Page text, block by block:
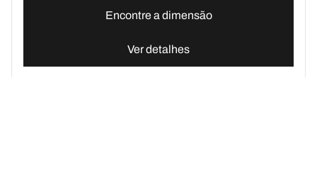
Encontre a dimensão
Ver detalhes